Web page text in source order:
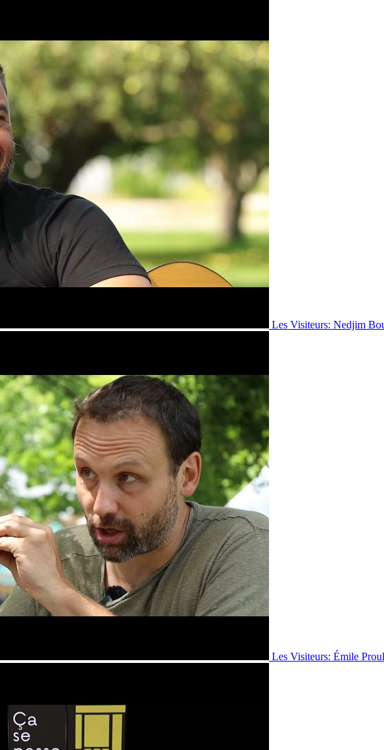
Les Visiteurs: Nedjim
Les Visiteurs: Émile